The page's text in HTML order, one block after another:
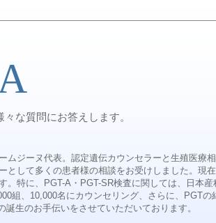
な質問にお答えします。
ムジーヌ代表。認定遺伝カウンセラーと生殖医療
として多くの患者様の相談をお受けしました。現
。特に、PGT-A・PGT-SR検査に関しては、日本
組、10,000名にカウンセリング、さらに、PGT
生のお手伝いをさせていただいております。